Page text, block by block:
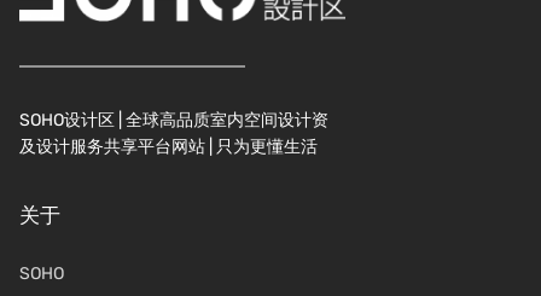
SOHO设计区 | 全球高品质室内空间设计资
及设计服务共享平台网站 | 只为更懂生活
关于
SOHO